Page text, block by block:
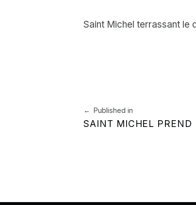
Saint Michel terrassant le
Navigation de l’article
Published in
SAINT MICHEL PREND